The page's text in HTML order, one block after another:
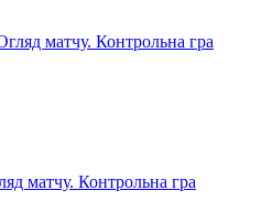
матчу. Контрольна гра
Контрольна гра